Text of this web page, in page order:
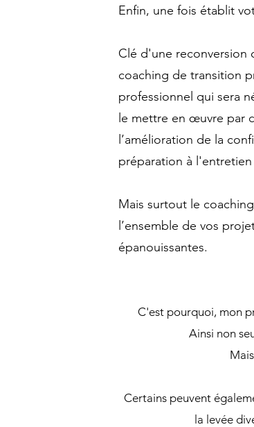
Enfin, une fois établit
Clé d'une reconversion
coaching de transition
professionnel qui sera
le mettre en œuvre par
l’amélioration de la
préparation à
Mais surtout le
l’ensemble de vos
épanouissantes.
C'est pourquoi, mon
Ainsi non
Certains peuvent
la levée